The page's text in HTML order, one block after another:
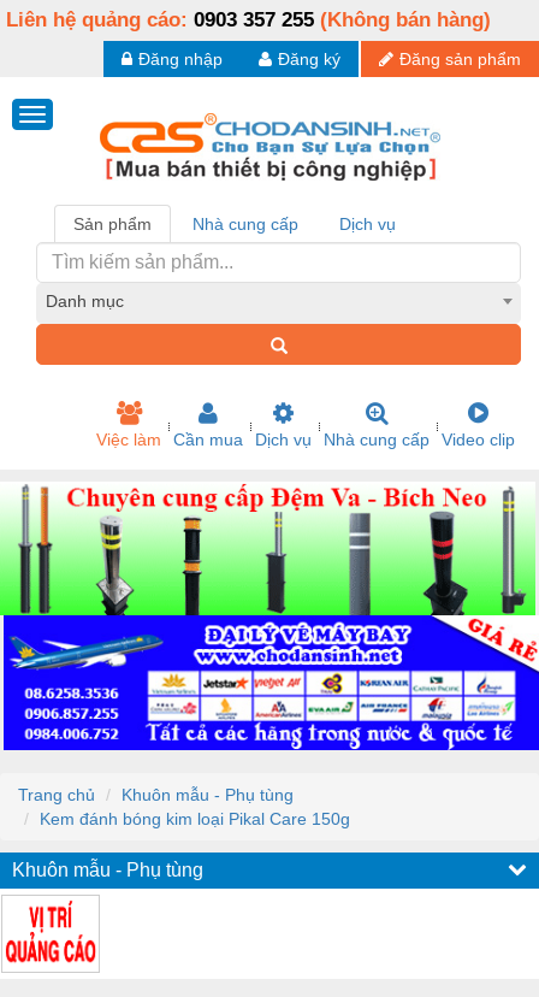
Liên hệ quảng cáo: 0903 357 255 (Không bán hàng)
Đăng sản phẩm
Đăng ký
Đăng nhập
Sản phẩm Nhà cung cấp Dịch vụ
Danh mục
Việc làm Cần mua Dịch vụ Nhà cung cấp Video clip
Trang chủ
Khuôn mẫu - Phụ tùng
Kem đánh bóng kim loại Pikal Care 150g
Khuôn mẫu - Phụ tùng